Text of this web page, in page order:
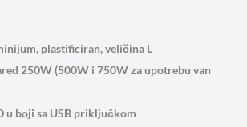
plastificiran, veličina L
250W (500W i 750W za upotrebu van
u boji sa USB priključkom